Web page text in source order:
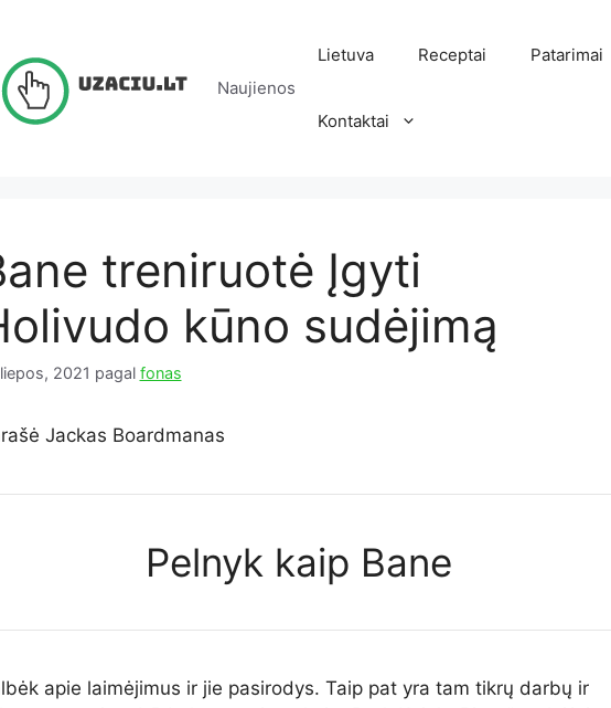
Naujienos
Lietuva Receptai Patarimai
Kontaktai
treniruotė Įgyti
kūno sudėjimą
2021 pagal fonas
Jackas Boardmanas
Pelnyk kaip Bane
apie laimėjimus ir jie pasirodys. Taip pat yra tam tikrų darbų ir